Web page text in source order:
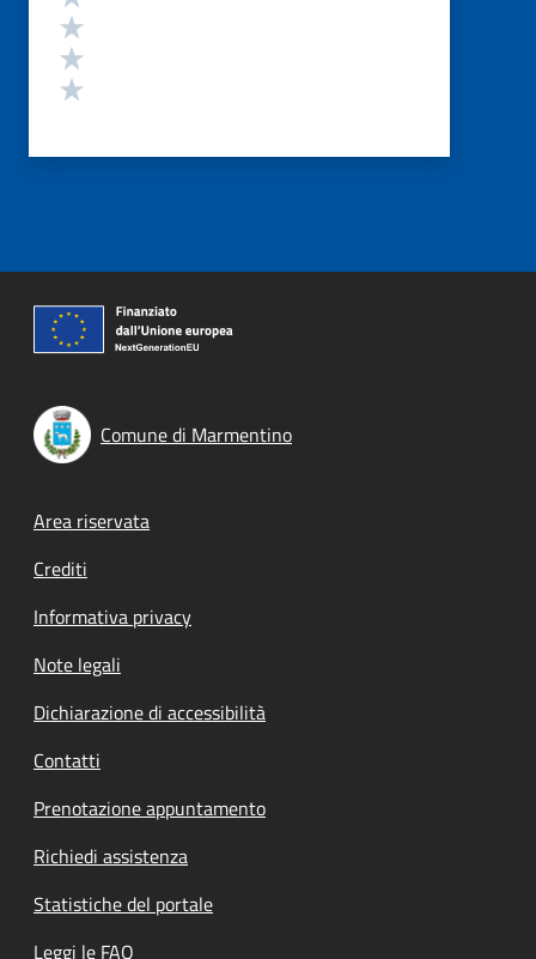
Comune di Marmentino
Footer menu
Area riservata
Crediti
Informativa privacy
Note legali
Dichiarazione di accessibilità
Contatti
Prenotazione appuntamento
Richiedi assistenza
Statistiche del portale
Leggi le FAQ